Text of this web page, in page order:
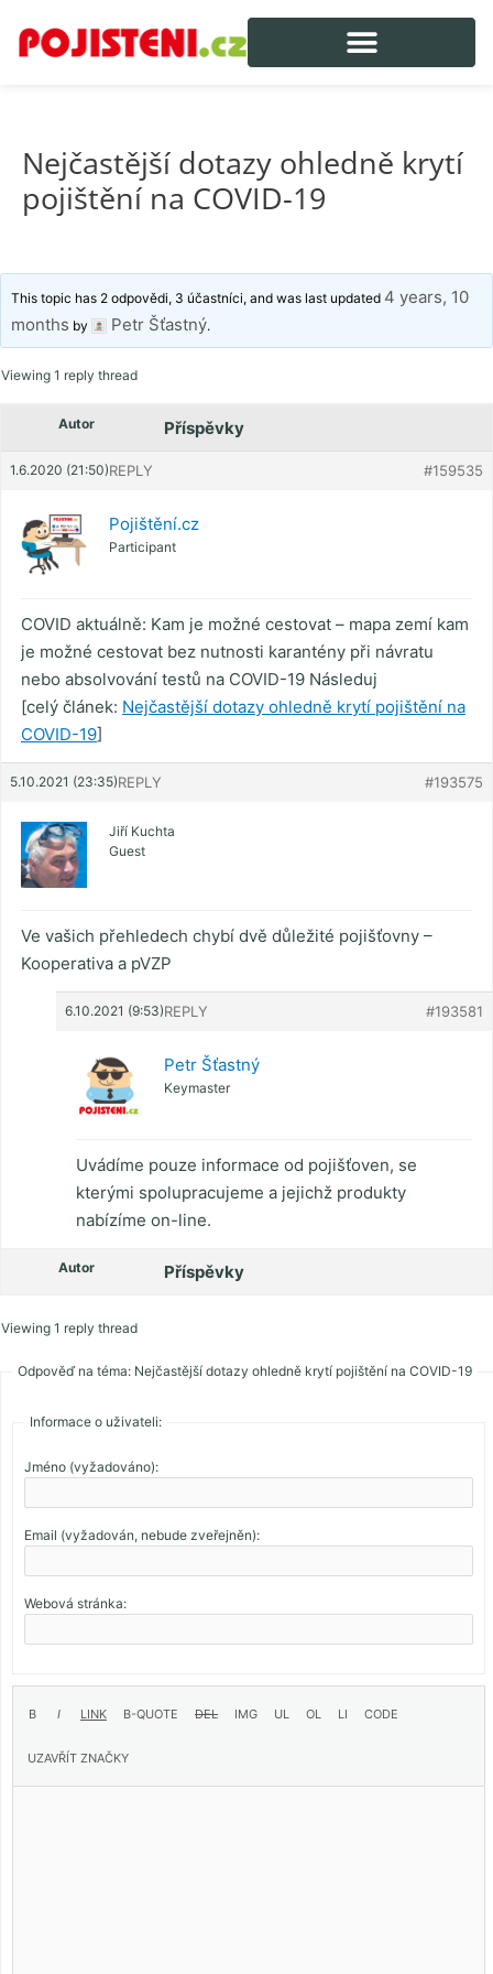
Nejčastější dotazy ohledně krytí
pojištění na COVID-19
This topic has 2 odpovědi, 3 účastníci, and was last updated 4 years, 10
months by Petr Šťastný.
Viewing 1 reply thread
Autor Příspěvky
1.6.2020 (21:50) #159535
REPLY
Pojištění.cz
Participant
COVID aktuálně: Kam je možné cestovat – mapa zemí kam
je možné cestovat bez nutnosti karantény při návratu
nebo absolvování testů na COVID-19 Následuj
[celý článek: Nejčastější dotazy ohledně krytí pojištění na
COVID-19]
5.10.2021 (23:35) #193575
REPLY
Jiří Kuchta
Guest
Ve vašich přehledech chybí dvě důležité pojišťovny –
Kooperativa a pVZP
6.10.2021 (9:53) #193581
REPLY
Petr Šťastný
Keymaster
Uvádíme pouze informace od pojišťoven, se
kterými spolupracujeme a jejichž produkty
nabízíme on-line.
Autor Příspěvky
Viewing 1 reply thread
Odpověď na téma: Nejčastější dotazy ohledně krytí pojištění na COVID-19
Informace o uživateli:
Jméno (vyžadováno):
Email (vyžadován, nebude zveřejněn):
Webová stránka: